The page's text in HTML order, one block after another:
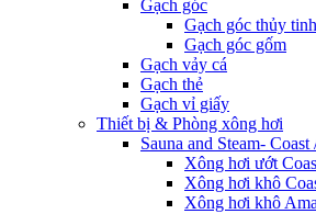
Gạch góc
Gạch góc thủy tinh
Gạch góc gốm
Gạch vảy cá
Gạch thẻ
Gạch vỉ giấy
Thiết bị & Phòng xông hơi
Sauna and Steam- Coast
Xông hơi ướt
Xông hơi khô
Xông hơi khô